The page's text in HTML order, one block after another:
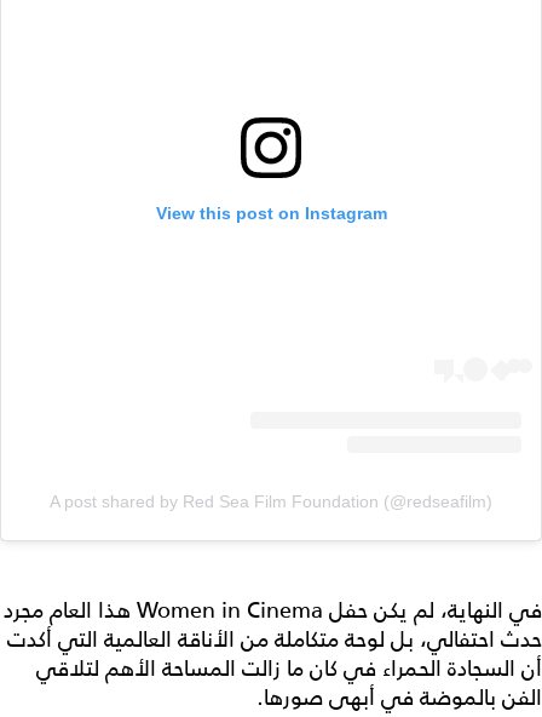
View this post on Instagram
A post shared by Red Sea Film Foundation (@redseafilm)
في النهاية، لم يكن حفل Women in Cinema هذا العام مجرد
حدث احتفالي، بل لوحة متكاملة من الأناقة العالمية التي أكدت
أن السجادة الحمراء في كان ما زالت المساحة الأهم لتلاقي
الفن بالموضة في أبهى صورها.